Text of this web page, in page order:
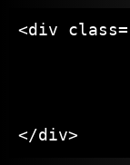
<div
</div>